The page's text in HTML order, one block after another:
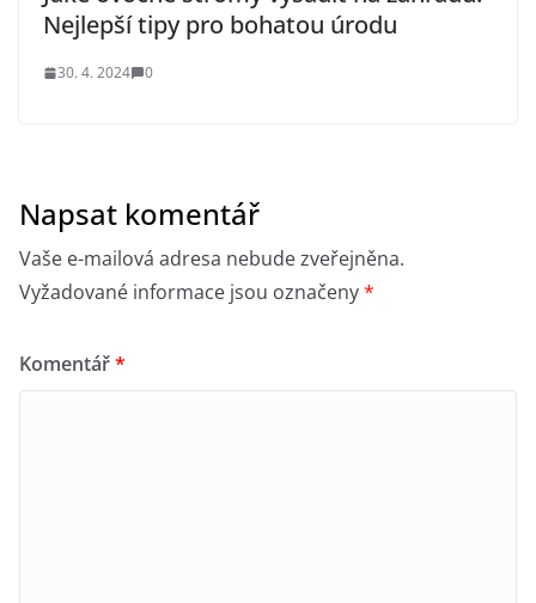
Nejlepší tipy pro bohatou úrodu
30. 4. 2024 0
Napsat komentář
Vaše e-mailová adresa nebude zveřejněna.
Vyžadované informace jsou označeny*
Komentář*